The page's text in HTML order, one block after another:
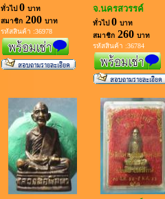
ทั่วไป 0 บาท
สมาชิก200 บาท
รหัสสินค้า :36978
จ.นครสวรรค์
ทั่วไป 0 บาท
สมาชิก260 บาท
รหัสสินค้า :36784